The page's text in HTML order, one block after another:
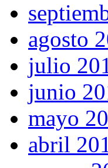
agosto
julio
junio
mayo
abril